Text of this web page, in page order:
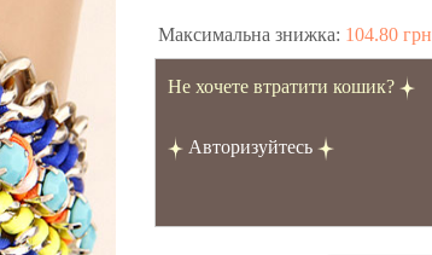
Максимальна знижка: 104.80 грн
Не хочете втратити кошик?
Авторизуйтесь